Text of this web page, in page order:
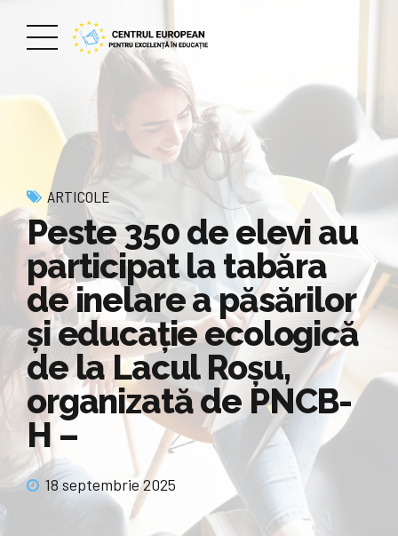
ARTICOLE
Peste 350 de elevi au
participat la tabăra
de inelare a păsărilor
şi educaţie ecologică
de la Lacul Roşu,
organizată de PNCB-
H –
18 septembrie 2025